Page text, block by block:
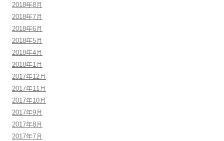
2018年8月
2018年7月
2018年6月
2018年5月
2018年4月
2018年1月
2017年12月
2017年11月
2017年10月
2017年9月
2017年8月
2017年7月